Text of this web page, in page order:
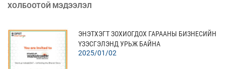
ХОЛБООТОЙ МЭДЭЭЛЭЛ
ЭНЭТХЭГТ ЗОХИОГДОХ ГАРААНЫ БИЗНЕСИЙН
ҮЗЭСГЭЛЭНД УРЬЖ БАЙНА
2025/01/02